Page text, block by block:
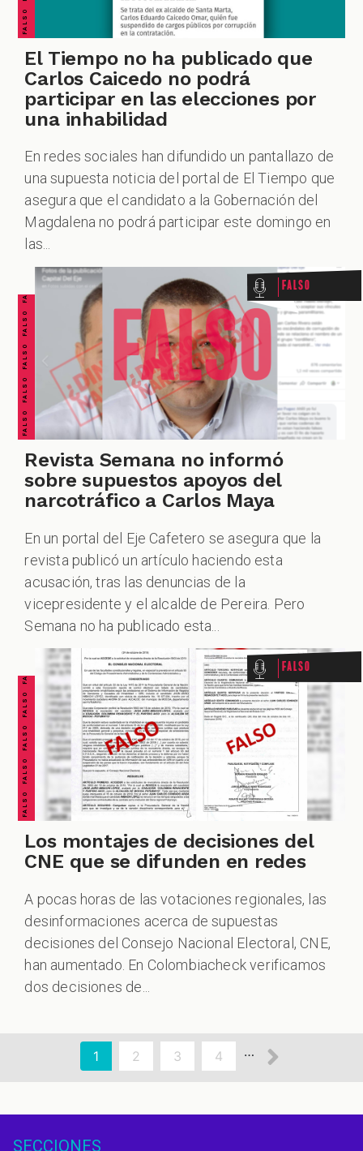
El Tiempo no ha publicado que
Carlos Caicedo no podrá
participar en las elecciones por
una inhabilidad
En redes sociales han difundido un pantallazo de
una supuesta noticia del portal de El Tiempo que
asegura que el candidato a la Gobernación del
Magdalena no podrá participar este domingo en
las...
FALSO FALSO FALSO FALSO FALSO FALSO FALSO Falso
Revista Semana no informó
sobre supuestos apoyos del
narcotráfico a Carlos Maya
En un portal del Eje Cafetero se asegura que la
revista publicó un artículo haciendo esta
acusación, tras las denuncias de la
vicepresidente y el alcalde de Pereira. Pero
Semana no ha publicado esta...
FALSO FALSO FALSO FALSO FALSO FALSO FALSO Falso
Los montajes de decisiones del
CNE que se difunden en redes
A pocas horas de las votaciones regionales, las
desinformaciones acerca de supuestas
decisiones del Consejo Nacional Electoral, CNE,
han aumentado. En Colombiacheck verificamos
dos decisiones de...
Página
actual
1 Page
2 Page
3 Page
4 …
SECCIONES